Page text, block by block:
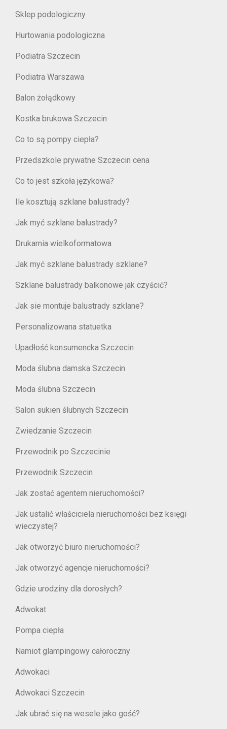
Sklep podologiczny
Hurtowania podologiczna
Podiatra Szczecin
Podiatra Warszawa
Balon żołądkowy
Kostka brukowa Szczecin
Co to są pompy ciepła?
Przedszkole prywatne Szczecin cena
Co to jest szkoła językowa?
Ile kosztują szklane balustrady?
Jak myć szklane balustrady?
Drukarnia wielkoformatowa
Jak myć szklane balustrady szklane?
Szklane balustrady balkonowe jak czyścić?
Jak sie montuje balustrady szklane?
Personalizowana statuetka
Upadłość konsumencka Szczecin
Moda ślubna damska Szczecin
Moda ślubna Szczecin
Salon sukien ślubnych Szczecin
Zwiedzanie Szczecin
Przewodnik po Szczecinie
Przewodnik Szczecin
Jak zostać agentem nieruchomości?
Jak ustalić właściciela nieruchomości bez księgi
wieczystej?
Jak otworzyć biuro nieruchomości?
Jak otworzyć agencje nieruchomości?
Gdzie urodziny dla dorosłych?
Adwokat
Pompa ciepła
Namiot glampingowy całoroczny
Adwokaci
Adwokaci Szczecin
Jak ubrać się na wesele jako gość?